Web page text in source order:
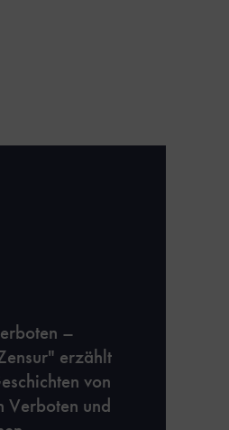
–
erzählt
von
Verboten und